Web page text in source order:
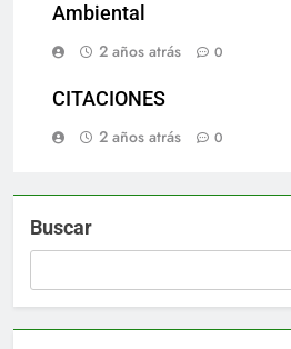
Ambiental
2 años atrás
0
CITACIONES
2 años atrás
0
Buscar